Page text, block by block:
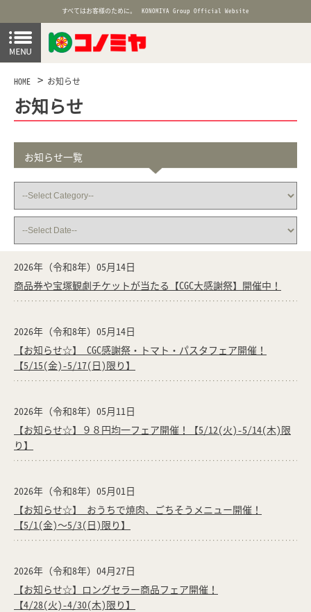
すべてはお客様のために。 KONOMIYA Group Official Website
HOME お知らせ
お知らせ
お知らせ一覧
2026年（令和8年）05月14日
商品券や宝塚観劇チケットが当たる【CGC大感謝祭】開催中！
2026年（令和8年）05月14日
【お知らせ☆】 CGC感謝祭・トマト・パスタフェア開催！
【5/15(金)-5/17(日)限り】
2026年（令和8年）05月11日
【お知らせ☆】９８円均一フェア開催！【5/12(火)-5/14(木)限
り】
2026年（令和8年）05月01日
【お知らせ☆】 おうちで焼肉、ごちそうメニュー開催！
【5/1(金)～5/3(日)限り】
2026年（令和8年）04月27日
【お知らせ☆】ロングセラー商品フェア開催！
【4/28(火)-4/30(木)限り】